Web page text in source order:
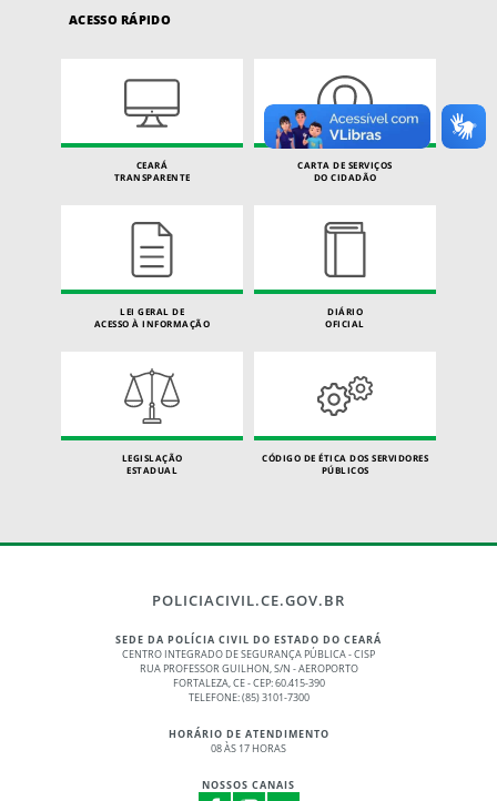
ACESSO RÁPIDO
CEARÁ
TRANSPARENTE
CARTA DE SERVIÇOS
DO CIDADÃO
LEI GERAL DE
ACESSO À INFORMAÇÃO
DIÁRIO
OFICIAL
LEGISLAÇÃO
ESTADUAL
CÓDIGO DE ÉTICA DOS SERVIDORES
PÚBLICOS
POLICIACIVIL.CE.GOV.BR
SEDE DA POLÍCIA CIVIL DO ESTADO DO CEARÁ
CENTRO INTEGRADO DE SEGURANÇA PÚBLICA - CISP
RUA PROFESSOR GUILHON, S/N - AEROPORTO
FORTALEZA, CE - CEP: 60.415-390
TELEFONE: (85) 3101-7300
HORÁRIO DE ATENDIMENTO
08 ÀS 17 HORAS
NOSSOS CANAIS